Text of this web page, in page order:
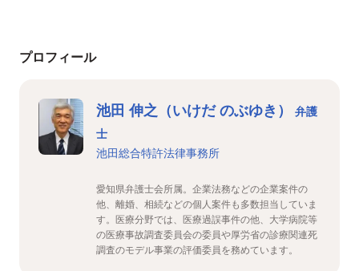
プロフィール
池田 伸之（いけだ のぶゆき）
弁護
士
池田総合特許法律事務所
愛知県弁護士会所属。企業法務などの企業案件の
他、離婚、相続などの個人案件も多数担当していま
す。医療分野では、医療過誤事件の他、大学病院等
の医療事故調査委員会の委員や厚労省の診療関連死
調査のモデル事業の評価委員を務めています。